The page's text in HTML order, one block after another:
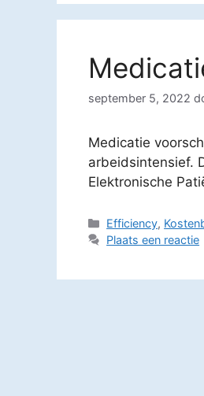
september 5, 2022
Medicatie
arbeidsintensief.
Elektronische
Categorieën
Efficiency,
Plaats een reactie